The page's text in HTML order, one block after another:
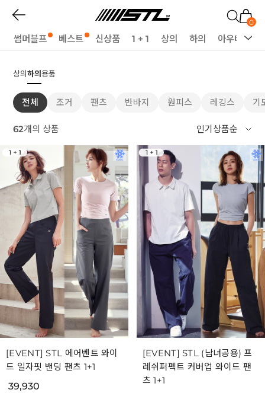
0
썸머블프 베스트 신상품 1 + 1 상의 하의 아우터
상의하의용품
전체 조거 팬츠 반바지 원피스 레깅스 기
62개의 상품
[EVENT] STL 에어벤트 와이
드 일자핏 밴딩 팬츠 1+1
39,930
[EVENT] STL (남녀공용) 프
레쉬퍼펙트 커버업 와이드 팬
츠 1+1